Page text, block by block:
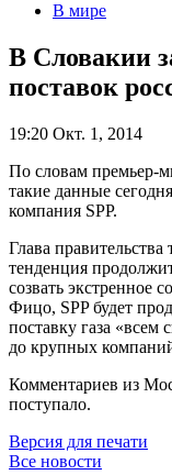
В мире
В Словакии
поставок
19:20 Окт. 1, 2014
По словам премьер-
такие данные
компания SPP.
Глава правительства
тенденция
созвать экстренное
Фицо, SPP будет
поставку газа
до крупных
Комментариев из
поступало.
Версия для печати
Все новости